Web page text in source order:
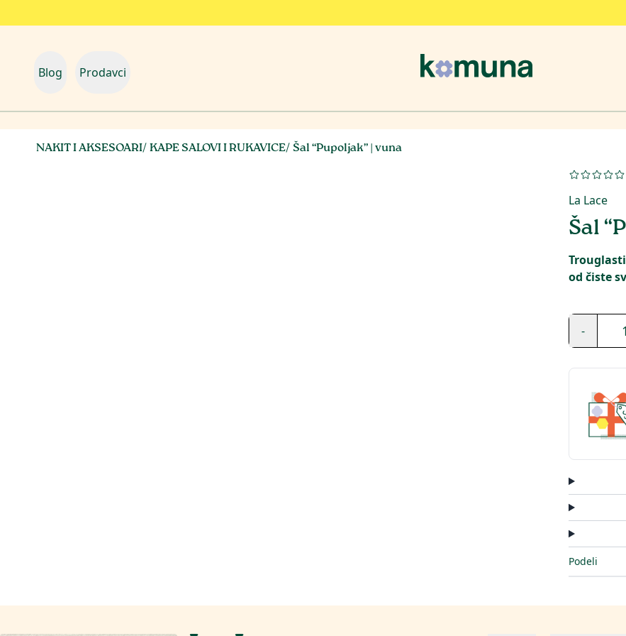
Blog Prodavci
NAKIT I AKSESOARI/KAPE SALOVI I RUKAVICE/Šal “Pupoljak” | vuna
La Lace
Šal
od čiste
- 1
Podeli